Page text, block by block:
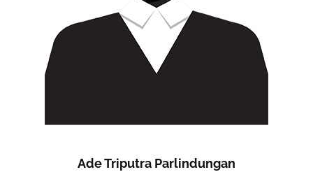
Ade Triputra Parlindungan